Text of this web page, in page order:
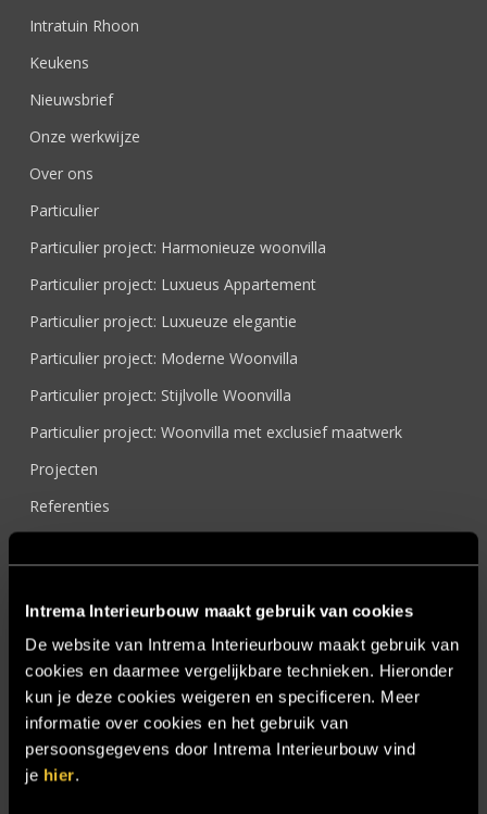
Intrema Interieurbouw maakt gebruik van cookies
De website van Intrema Interieurbouw maakt gebruik van
cookies en daarmee vergelijkbare technieken. Hieronder
kun je deze cookies weigeren en specificeren. Meer
informatie over cookies en het gebruik van
persoonsgegevens door Intrema Interieurbouw vind
je hier.
Intratuin Rhoon
Keukens
Nieuwsbrief
Onze werkwijze
Over ons
Particulier
Particulier project: Harmonieuze woonvilla
Particulier project: Luxueus Appartement
Particulier project: Luxueuze elegantie
Particulier project: Moderne Woonvilla
Particulier project: Stijlvolle Woonvilla
Particulier project: Woonvilla met exclusief maatwerk
Projecten
Referenties
Showroom
SIDN
Trebbe MiddenWest
TV lift
Twentsch Hooratelier